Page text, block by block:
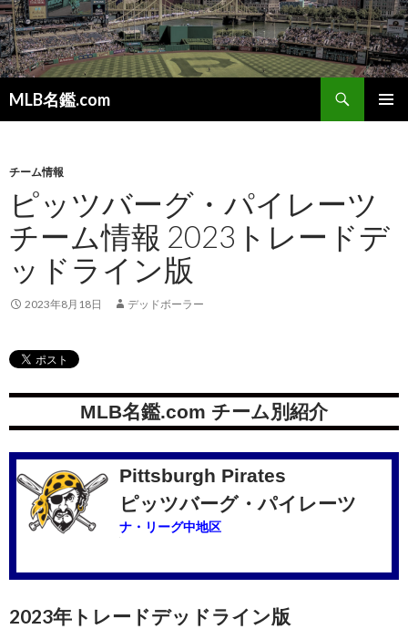
MLB名鑑.com
索
ン
ツ
へ
ス
キ
ッ
プ
チーム情報
ピッツバーグ・パイレーツ
チーム情報 2023トレードデ
ッドライン版
2023年8月18日 デッドボーラー
MLB名鑑.com チーム別紹介
Pittsburgh Pirates
ピッツバーグ・パイレーツ
ナ・リーグ中地区
2023年トレードデッドライン版